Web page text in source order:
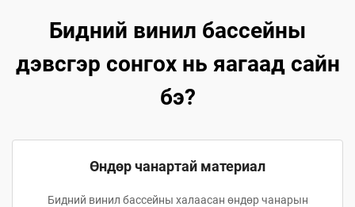
Бидний винил бассейны
дэвсгэр сонгох нь яагаад сайн
бэ?
Өндөр чанартай материал
Бидний винил бассейны халаасан өндөр чанарын